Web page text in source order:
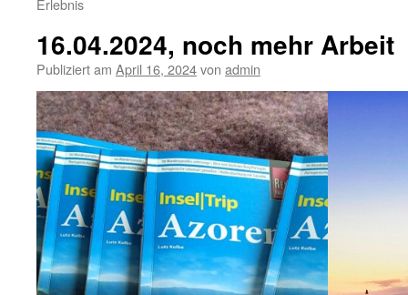
Erlebnis
16.04.2024, noch mehr Arbeit
Publiziert am April 16, 2024von admin